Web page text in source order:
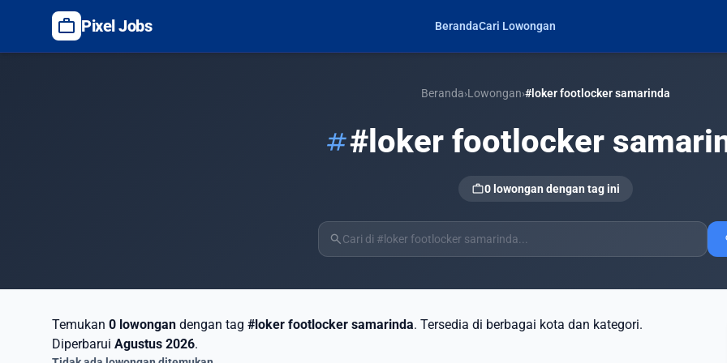
work Pixel Jobs BerandaCari Lowongan
Beranda›Lowongan›#loker footlocker samarinda
tag#loker footlocker
work0 lowongan dengan tag ini
search
Temukan 0 lowongan dengan tag #loker footlocker samarinda. Tersedia di berbagai kota dan kategori.
Diperbarui Agustus 2026.